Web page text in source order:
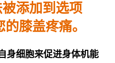
添加到选项
膝盖疼痛。
身细胞来促进身体机能